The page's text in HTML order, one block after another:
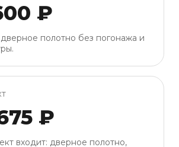
₽
полотно без погонажа и
₽
входит: дверное полотно,